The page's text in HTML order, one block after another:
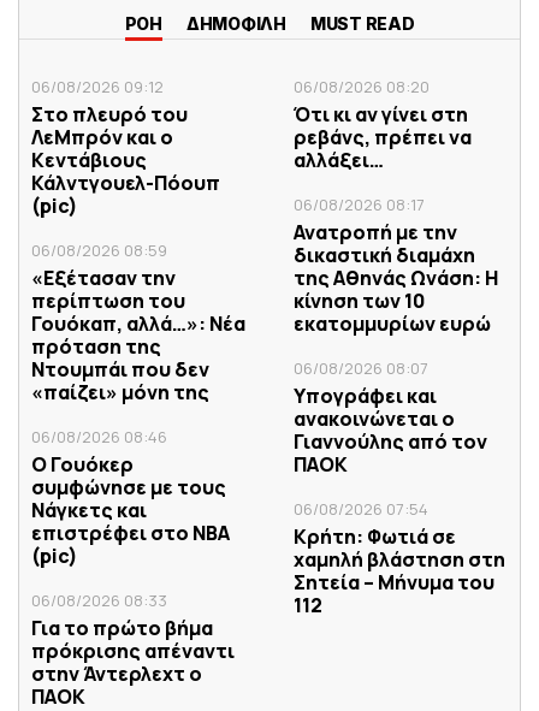
ΡΟΗ ΔΗΜΟΦΙΛΗ MUST READ
06/08/2026 09:12
Στο πλευρό του
ΛεΜπρόν και ο
Κεντάβιους
Κάλντγουελ-Πόουπ
(pic)
06/08/2026 08:59
«Εξέτασαν την
περίπτωση του
Γουόκαπ, αλλά…»: Νέα
πρόταση της
Ντουμπάι που δεν
«παίζει» μόνη της
06/08/2026 08:46
Ο Γουόκερ
συμφώνησε με τους
Νάγκετς και
επιστρέφει στο NBA
(pic)
06/08/2026 08:33
Για το πρώτο βήμα
πρόκρισης απέναντι
στην Άντερλεχτ ο
ΠΑΟΚ
06/08/2026 08:20
Ότι κι αν γίνει στη
ρεβάνς, πρέπει να
αλλάξει…
06/08/2026 08:17
Ανατροπή με την
δικαστική διαμάχη
της Αθηνάς Ωνάση: Η
κίνηση των 10
εκατομμυρίων ευρώ
06/08/2026 08:07
Υπογράφει και
ανακοινώνεται ο
Γιαννούλης από τον
ΠΑΟΚ
06/08/2026 07:54
Κρήτη: Φωτιά σε
χαμηλή βλάστηση στη
Σητεία – Μήνυμα του
112